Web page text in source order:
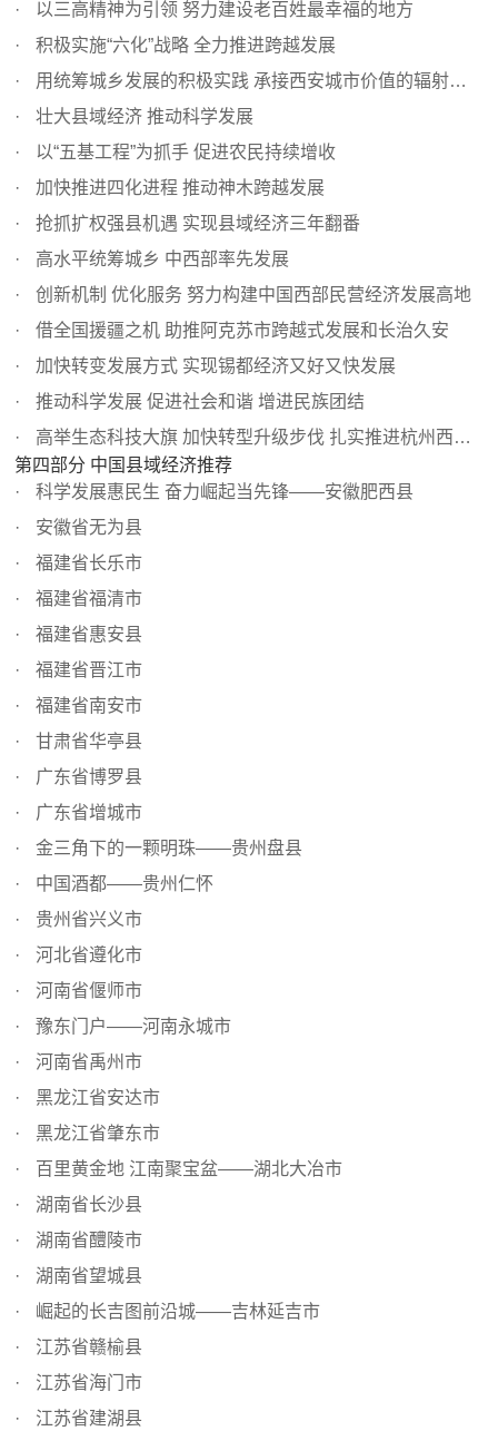
以三高精神为引领 努力建设老百姓最幸福的地方
积极实施“六化”战略 全力推进跨越发展
用统筹城乡发展的积极实践 承接西安城市价值的辐射带动
壮大县域经济 推动科学发展
以“五基工程”为抓手 促进农民持续增收
加快推进四化进程 推动神木跨越发展
抢抓扩权强县机遇 实现县域经济三年翻番
高水平统筹城乡 中西部率先发展
创新机制 优化服务 努力构建中国西部民营经济发展高地
借全国援疆之机 助推阿克苏市跨越式发展和长治久安
加快转变发展方式 实现锡都经济又好又快发展
推动科学发展 促进社会和谐 增进民族团结
高举生态科技大旗 加快转型升级步伐 扎实推进杭州西郊现代...
第四部分 中国县域经济推荐
科学发展惠民生 奋力崛起当先锋——安徽肥西县
安徽省无为县
福建省长乐市
福建省福清市
福建省惠安县
福建省晋江市
福建省南安市
甘肃省华亭县
广东省博罗县
广东省增城市
金三角下的一颗明珠——贵州盘县
中国酒都——贵州仁怀
贵州省兴义市
河北省遵化市
河南省偃师市
豫东门户——河南永城市
河南省禹州市
黑龙江省安达市
黑龙江省肇东市
百里黄金地 江南聚宝盆——湖北大冶市
湖南省长沙县
湖南省醴陵市
湖南省望城县
崛起的长吉图前沿城——吉林延吉市
江苏省赣榆县
江苏省海门市
江苏省建湖县